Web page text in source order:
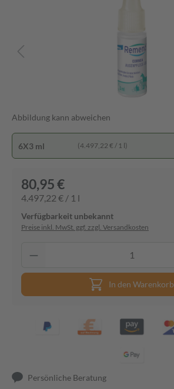
Abbildung kann abweichen
6X3 ml (4.497,22 € / 1 l)
80,95 €
4.497,22 € / 1 l
Verfügbarkeit unbekannt
Preise inkl. MwSt. ggf. zzgl. Versandkosten
In den Warenkorb
Persönliche Beratung